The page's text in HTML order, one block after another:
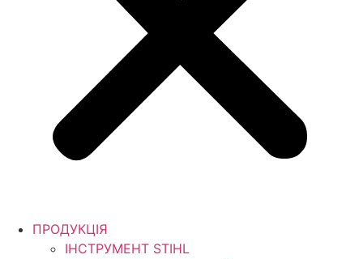
ПРОДУКЦІЯ
ІНСТРУМЕНТ STIHL